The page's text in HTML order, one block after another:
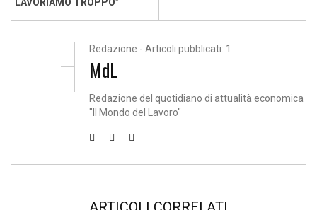
Redazione - Articoli pubblicati: 1
MdL
Redazione del quotidiano di attualità economica
"Il Mondo del Lavoro"